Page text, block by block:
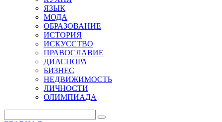
ЯЗЫК
МОДА
ОБРАЗОВАНИЕ
ИСТОРИЯ
ИСКУССТВО
ПРАВОСЛАВИЕ
ДИАСПОРА
БИЗНЕС
НЕДВИЖИМОСТЬ
ЛИЧНОСТИ
ОЛИМПИАДА